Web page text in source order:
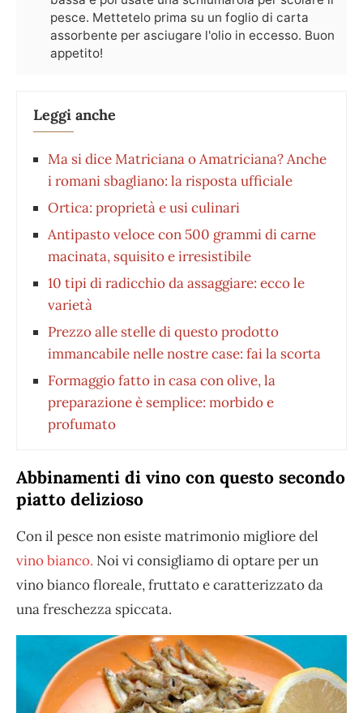
pesce. Mettetelo prima su un foglio di carta
assorbente per asciugare l'olio in eccesso. Buon
appetito!
Leggi anche
Ma si dice Matriciana o Amatriciana? Anche
i romani sbagliano: la risposta ufficiale
Ortica: proprietà e usi culinari
Antipasto veloce con 500 grammi di carne
macinata, squisito e irresistibile
10 tipi di radicchio da assaggiare: ecco le
varietà
Prezzo alle stelle di questo prodotto
immancabile nelle nostre case: fai la scorta
Formaggio fatto in casa con olive, la
preparazione è semplice: morbido e
profumato
Abbinamenti di vino con questo secondo
piatto delizioso
Con il pesce non esiste matrimonio migliore del
vino bianco. Noi vi consigliamo di optare per un
vino bianco floreale, fruttato e caratterizzato da
una freschezza spiccata.